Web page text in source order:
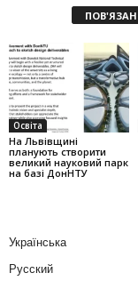
Освіта
На Львівщині
планують створити
великий науковий парк
на базі ДонНТУ
Українська
Русский